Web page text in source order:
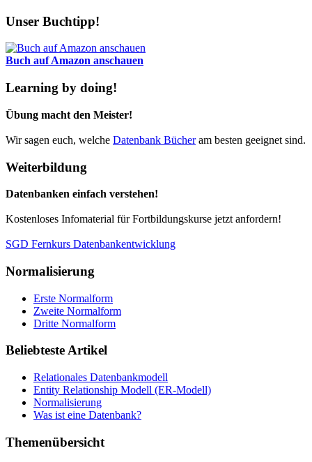
Unser Buchtipp!
Buch auf Amazon anschauen
Learning by doing!
Übung macht den Meister!
Wir sagen euch, welche Datenbank Bücheram besten geeignet sind.
Weiterbildung
Datenbanken einfach verstehen!
Kostenloses Infomaterial für Fortbildungskurse jetzt anfordern!
SGD Fernkurs Datenbankentwicklung
Normalisierung
Erste Normalform
Zweite Normalform
Dritte Normalform
Beliebteste Artikel
Relationales Datenbankmodell
Entity Relationship Modell (ER-Modell)
Normalisierung
Was ist eine Datenbank?
Themenübersicht